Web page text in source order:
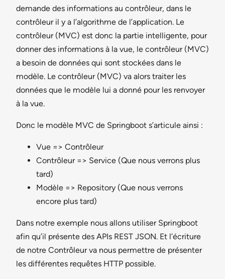
demande des informations au contrôleur, dans le
contrôleur il y a l’algorithme de l’application. Le
contrôleur (MVC) est donc la partie intelligente, pour
donner des informations à la vue, le contrôleur (MVC)
a besoin de données qui sont stockées dans le
modèle. Le contrôleur (MVC) va alors traiter les
données que le modèle lui a donné pour les renvoyer
à la vue.
Donc le modèle MVC de Springboot s’articule ainsi :
Vue => Contrôleur
Contrôleur => Service (Que nous verrons plus
tard)
Modèle => Repository (Que nous verrons
encore plus tard)
Dans notre exemple nous allons utiliser Springboot
afin qu’il présente des APIs REST JSON. Et l’écriture
de notre Contrôleur va nous permettre de présenter
les différentes requêtes HTTP possible.